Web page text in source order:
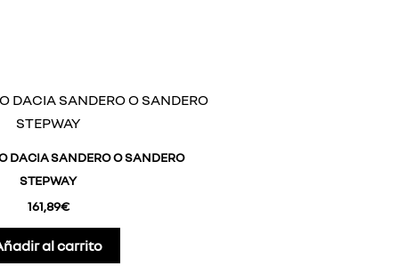
DACIA SANDERO O SANDERO
STEPWAY
161,89€
al carrito